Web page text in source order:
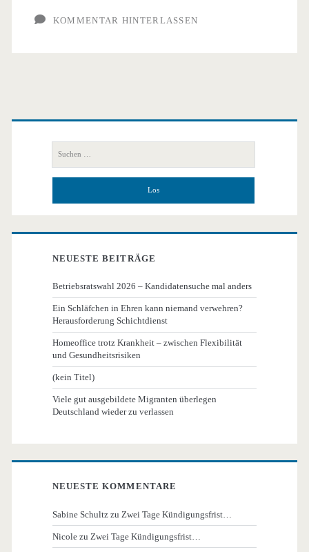
Urlaubsgeld?
KOMMENTAR HINTERLASSEN
Primäre
Seitenleiste
nach:
NEUESTE BEITRÄGE
Betriebsratswahl 2026 – Kandidatensuche mal anders
Ein Schläfchen in Ehren kann niemand verwehren?
Herausforderung Schichtdienst
Homeoffice trotz Krankheit – zwischen Flexibilität
und Gesundheitsrisiken
(kein Titel)
Viele gut ausgebildete Migranten überlegen
Deutschland wieder zu verlassen
NEUESTE KOMMENTARE
Sabine Schultz zu Zwei Tage Kündigungsfrist…
Nicole zu Zwei Tage Kündigungsfrist…